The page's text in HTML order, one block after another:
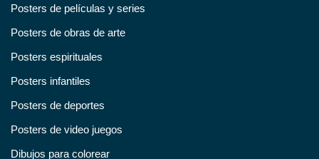
Posters de películas y series
Posters de obras de arte
Posters espirituales
Posters infantiles
Posters de deportes
Posters de video juegos
Dibujos para colorear